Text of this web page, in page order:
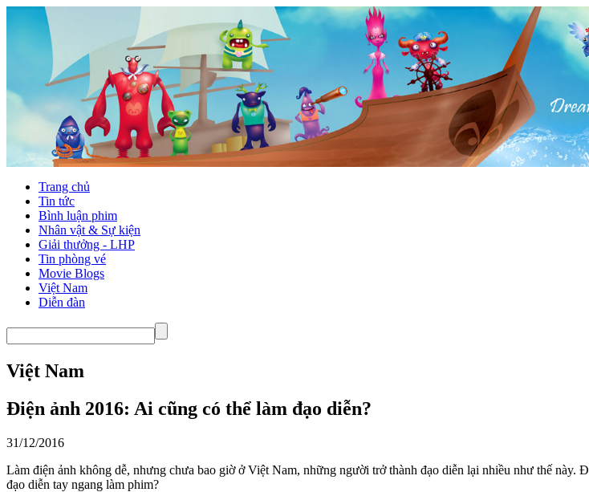
Trang chủ
Tin tức
Bình luận phim
Nhân vật & Sự kiện
Giải thưởng - LHP
Tin phòng vé
Movie Blogs
Việt Nam
Diễn đàn
Việt Nam
Điện ảnh 2016: Ai cũng có thể làm đạo diễn?
31/12/2016
Làm điện ảnh không dễ, nhưng chưa bao giờ ở Việt Nam, những người trở thành đạo diễn lại nhiều như thế
đạo diễn tay ngang làm phim?